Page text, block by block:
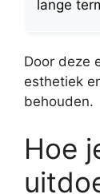
lange
Door deze
esthetiek
behouden.
Hoe